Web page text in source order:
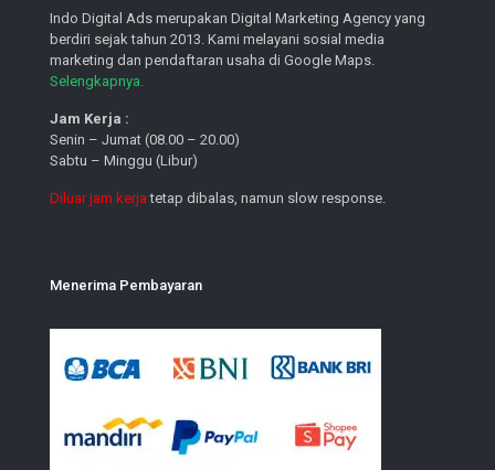
Indo Digital Ads merupakan Digital Marketing Agency yang
berdiri sejak tahun 2013. Kami melayani sosial media
marketing dan pendaftaran usaha di Google Maps.
Selengkapnya.
Jam Kerja :
Senin – Jumat (08.00 – 20.00)
Sabtu – Minggu (Libur)
Diluar jam kerja tetap dibalas, namun slow response.
Menerima Pembayaran